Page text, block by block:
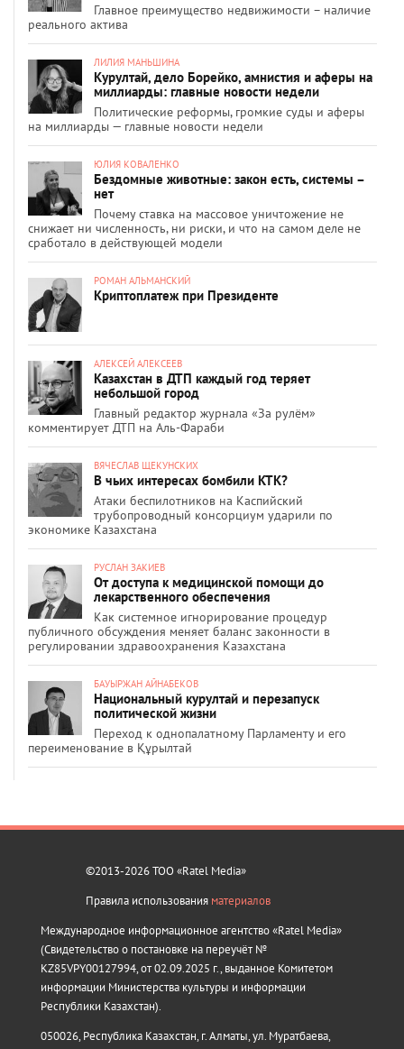
Главное преимущество недвижимости – наличие
реального актива
ЛИЛИЯ МАНЬШИНА
Курултай, дело Борейко, амнистия и аферы на
миллиарды: главные новости недели
Политические реформы, громкие суды и аферы
на миллиарды — главные новости недели
ЮЛИЯ КОВАЛЕНКО
Бездомные животные: закон есть, системы –
нет
Почему ставка на массовое уничтожение не
снижает ни численность, ни риски, и что на самом деле не
сработало в действующей модели
РОМАН АЛЬМАНСКИЙ
Криптоплатеж при Президенте
АЛЕКСЕЙ АЛЕКСЕЕВ
Казахстан в ДТП каждый год теряет
небольшой город
Главный редактор журнала «За рулём»
комментирует ДТП на Аль-Фараби
ВЯЧЕСЛАВ ЩЕКУНСКИХ
В чьих интересах бомбили КТК?
Атаки беспилотников на Каспийский
трубопроводный консорциум ударили по
экономике Казахстана
РУСЛАН ЗАКИЕВ
От доступа к медицинской помощи до
лекарственного обеспечения
Как системное игнорирование процедур
публичного обсуждения меняет баланс законности в
регулировании здравоохранения Казахстана
БАУЫРЖАН АЙНАБЕКОВ
Национальный курултай и перезапуск
политической жизни
Переход к однопалатному Парламенту и его
переименование в Құрылтай
©2013-2026 ТОО «Ratel Media»
Правила использования материалов
Международное информационное агентство «Ratel Media»
(Свидетельство о постановке на переучёт №
KZ85VPY00127994, от 02.09.2025 г., выданное Комитетом
информации Министерства культуры и информации
Республики Казахстан).
050026, Республика Казахстан, г. Алматы, ул. Муратбаева,